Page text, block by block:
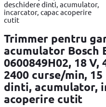
Trimmer pentru
acumulator Bosch
0600849H02, 18
2400 curse/min,
dinti, acumulator,
acoperire cutit